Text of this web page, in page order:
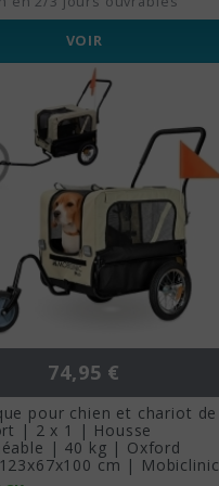
VOIR
Prix
74,95 €
pour chien et chariot de
| 2 x 1 | Housse
| 40 kg | Oxford
cm | Mobiclinic